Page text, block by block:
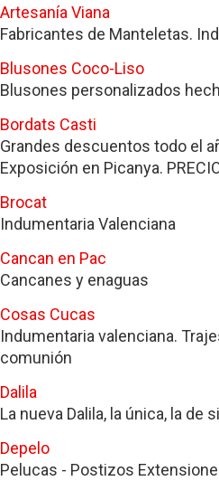
Artesanía Viana
Fabricantes de Manteletas.
Blusones Coco-Liso
Blusones personalizados
Bordats Casti
Grandes descuentos todo el
Exposición en Picanya.
Brocat
Indumentaria Valenciana
Cancan en Pac
Cancanes y enaguas
Cosas Cucas
Indumentaria valenciana.
comunión
Dalila
La nueva Dalila, la única, la de
Depelo
Pelucas - Postizos